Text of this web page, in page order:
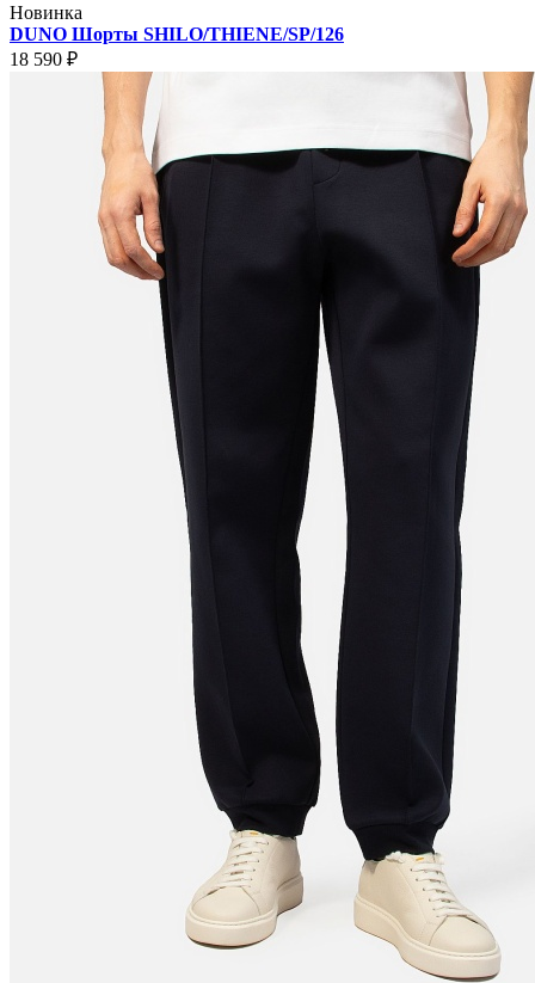
Новинка
DUNO Шорты SHILO/THIENE/SP/126
18 590 ₽